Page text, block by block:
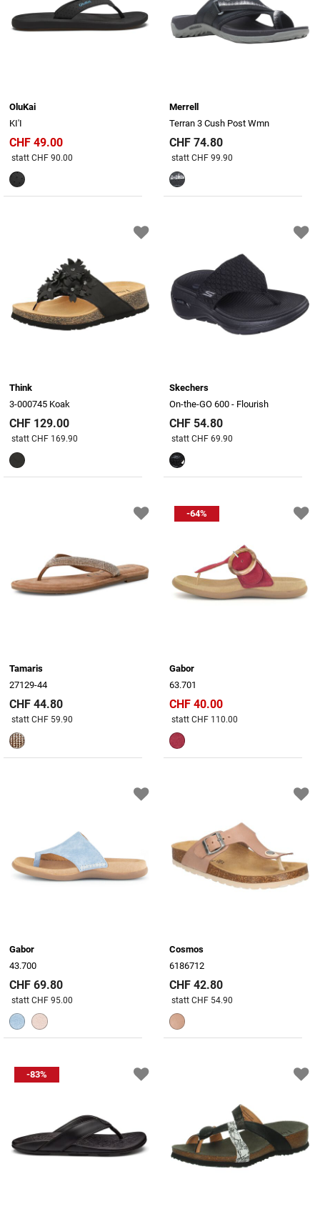
OluKai
KI'I
CHF 49.00
Preis reduziert von
statt CHF 90.00
Merrell
Terran 3 Cush Post Wmn
CHF 74.80
Preis reduziert von
statt CHF 99.90
Think
3-000745 Koak
CHF 129.00
Preis reduziert von
statt CHF 169.90
Skechers
On-the-GO 600 - Flourish
CHF 54.80
Preis reduziert von
statt CHF 69.90
Tamaris
27129-44
CHF 44.80
Preis reduziert von
statt CHF 59.90
-64%
Gabor
63.701
CHF 40.00
Preis reduziert von
statt CHF 110.00
Gabor
43.700
CHF 69.80
Preis reduziert von
statt CHF 95.00
Cosmos
6186712
CHF 42.80
Preis reduziert von
statt CHF 54.90
-83%